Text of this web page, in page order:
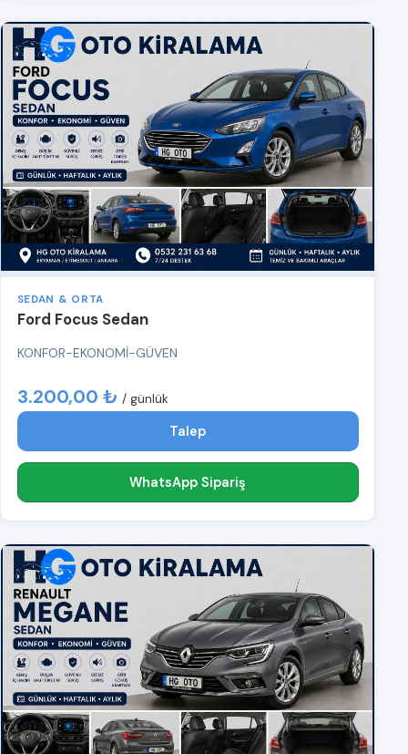
SEDAN & ORTA
Ford Focus Sedan
KONFOR-EKONOMİ-GÜVEN
3.200,00 ₺ / günlük
Talep
WhatsApp Sipariş